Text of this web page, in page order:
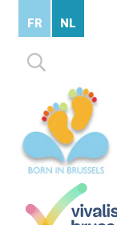
content
Zoeken
naar:
FR NL